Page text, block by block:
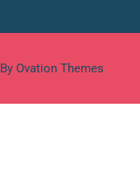
By Ovation Themes